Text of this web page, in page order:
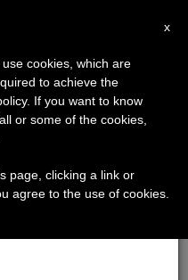
×
haremos la pausa
el periodo de verano
y también el
x
cookies, which are
to achieve the
If you want to know
or some of the cookies,
page, clicking a link or
agree to the use of cookies.